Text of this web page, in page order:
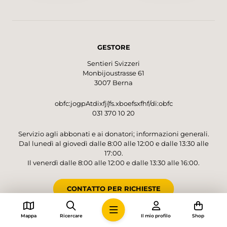
plötzlich der Autobahneinfahrt von St-Ursanne
gegenüber. Ein kurzer, lauter Abschnitt, bevor
die Wanderung mit dem imposanten
Eisenbahnviadukt Combe Maran, der
weiter flussabwärts gelegenen Altstädtchen
nochmals einige Höhepunkte liefert.
GESTORE
Sentieri Svizzeri
Monbijoustrasse 61
3007 Berna
obfc:jogpAtdixfj{fs.xboefsxfhf/di:obfc
031 370 10 20
Servizio agli abbonati e ai donatori; informazioni generali.
Dal lunedì al giovedì dalle 8:00 alle 12:00 e dalle 13:30 alle
17:00.
Il venerdì dalle 8:00 alle 12:00 e dalle 13:30 alle 16:00.
CONTATTO PER RICHIESTE
Mappa Ricercare Il mio profilo Shop